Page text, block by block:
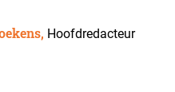
Hoofdredacteur